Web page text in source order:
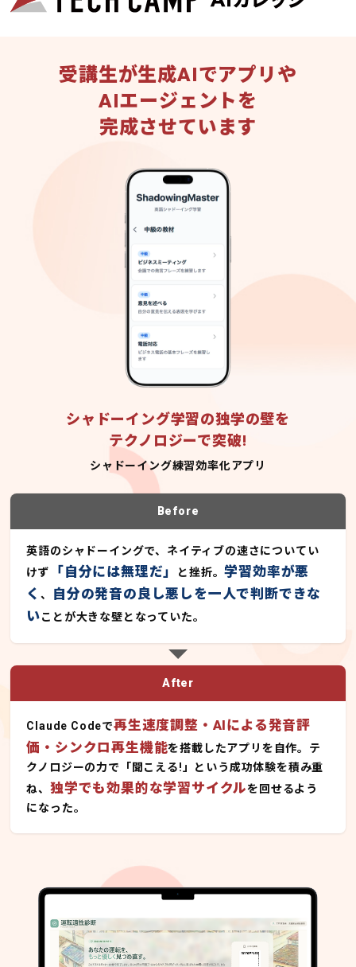
受講生が生成AIでアプリや
AIエージェントを
完成させています
シャドーイング学習の独学の壁を
テクノロジーで突破!
シャドーイング練習効率化アプリ
Before
英語のシャドーイングで、ネイティブの速さについてい
けず
「自分には無理だ」 と挫折。学習効率が悪
く、
自分の発音の良し悪しを一人で判断できな
いことが大きな壁となっていた。
After
Claude Codeで再生速度調整・AIによる発音評
価・シンクロ再生機能を搭載したアプリを自作。テ
クノロジーの力で「聞こえる!」という成功体験を積み重
ね、独学でも効果的な学習サイクルを回せるよう
になった。